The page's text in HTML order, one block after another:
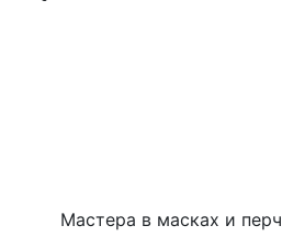
Мастера в масках и